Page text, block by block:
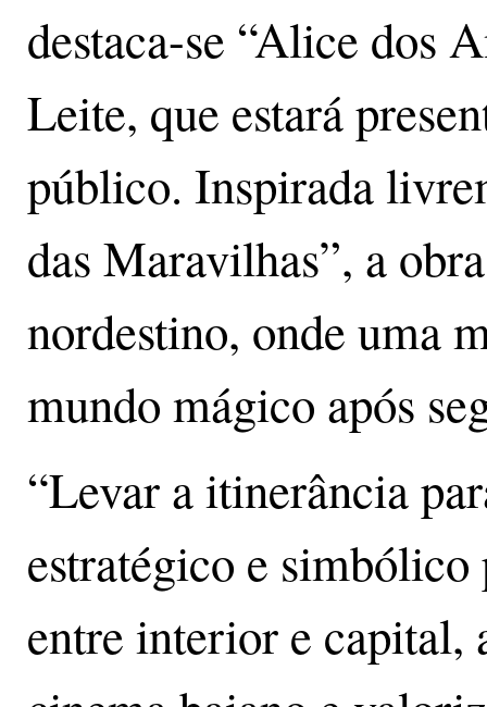
destaca-se “Alice dos
Leite, que estará
público. Inspirada
das Maravilhas”, a
nordestino, onde uma
mundo mágico após
“Levar a itinerância
estratégico e
entre interior e capital,